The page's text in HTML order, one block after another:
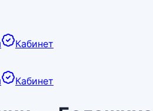
Кабинет
Кабинет